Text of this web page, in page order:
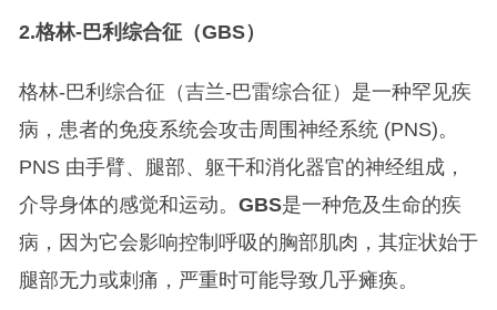
2.格林-巴利综合征（GBS）
格林-巴利综合征（吉兰-巴雷综合征）是一种罕见疾
病，患者的免疫系统会攻击周围神经系统 (PNS)。
PNS 由手臂、腿部、躯干和消化器官的神经组成，
介导身体的感觉和运动。 GBS是一种危及生命的疾
病，因为它会影响控制呼吸的胸部肌肉，其症状始于
腿部无力或刺痛，严重时可能导致几乎瘫痪。